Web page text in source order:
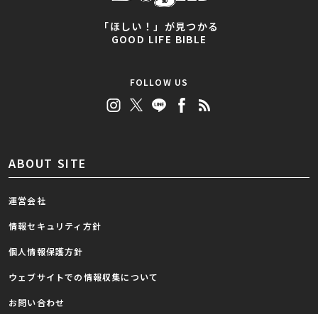
「ほしい！」が見つかる
GOOD LIFE BIBLE
FOLLOW US
ABOUT SITE
運営会社
情報セキュリティ方針
個人情報保護方針
ウェブサイトでの情報収集について
お問い合わせ